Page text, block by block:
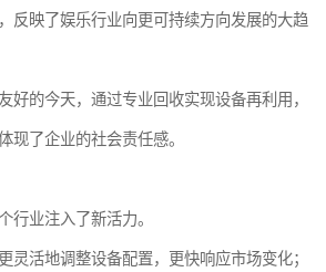
反映了娱乐行业向更可持续方向发展的大趋
好的今天，通过专业回收实现设备再利用，
现了企业的社会责任感。
行业注入了新活力。
灵活地调整设备配置，更快响应市场变化；